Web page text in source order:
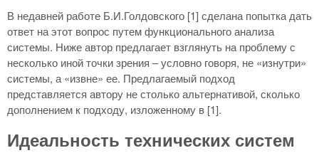
В недавней работе Б.И.Голдовского [1] сделана попытка дать
ответ на этот вопрос путем функционального анализа
системы. Ниже автор предлагает взглянуть на проблему с
несколько иной точки зрения – условно говоря, не «изнутри»
системы, а «извне» ее. Предлагаемый подход
представляется автору не столько альтернативой, сколько
дополнением к подходу, изложенному в [1].
Идеальность технических систем